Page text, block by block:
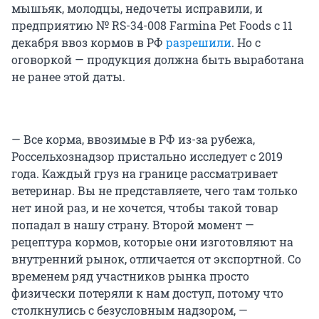
мышьяк, молодцы, недочеты исправили, и
предприятию № RS-34-008 Farmina Pet Foods с 11
декабря ввоз кормов в РФ разрешили. Но с
оговоркой — продукция должна быть выработана
не ранее этой даты.
— Все корма, ввозимые в РФ из-за рубежа,
Россельхознадзор пристально исследует с 2019
года. Каждый груз на границе рассматривает
ветеринар. Вы не представляете, чего там только
нет иной раз, и не хочется, чтобы такой товар
попадал в нашу страну. Второй момент —
рецептура кормов, которые они изготовляют на
внутренний рынок, отличается от экспортной. Со
временем ряд участников рынка просто
физически потеряли к нам доступ, потому что
столкнулись с безусловным надзором, —